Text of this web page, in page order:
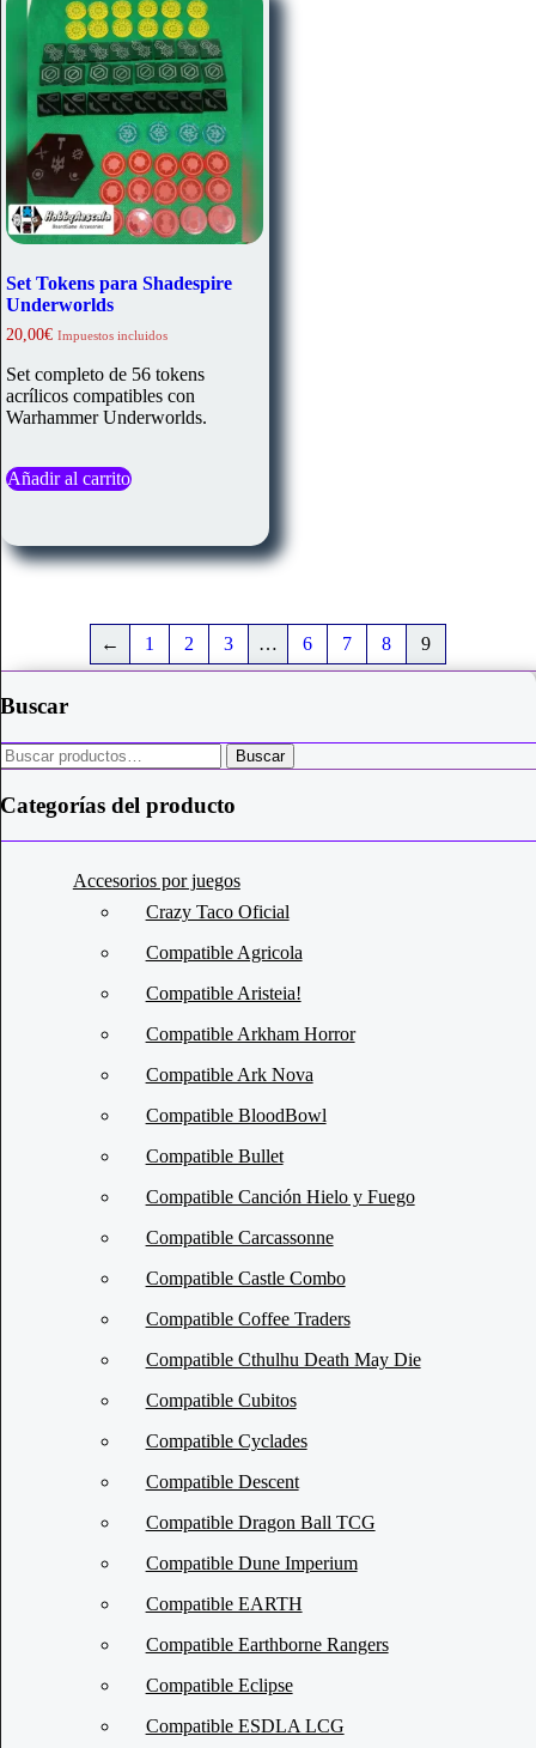
Set Tokens para Shadespire
Underworlds
20,00€ Impuestos incluidos
Set completo de 56 tokens
acrílicos compatibles con
Warhammer Underworlds.
Añadir al carrito
← 1 2 3 … 6 7 8 9
Buscar
Buscar
por:
Buscar
Categorías del producto
Accesorios por juegos
Crazy Taco Oficial
Compatible Agricola
Compatible Aristeia!
Compatible Arkham Horror
Compatible Ark Nova
Compatible BloodBowl
Compatible Bullet
Compatible Canción Hielo y Fuego
Compatible Carcassonne
Compatible Castle Combo
Compatible Coffee Traders
Compatible Cthulhu Death May Die
Compatible Cubitos
Compatible Cyclades
Compatible Descent
Compatible Dragon Ball TCG
Compatible Dune Imperium
Compatible EARTH
Compatible Earthborne Rangers
Compatible Eclipse
Compatible ESDLA LCG